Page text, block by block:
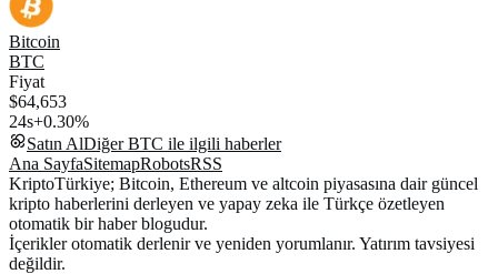
Bitcoin
BTC
Fiyat
$64,653
24s+0.30%
Satın AlDiğerBTC ile ilgili haberler
Ana SayfaSitemapRobotsRSS
KriptoTürkiye; Bitcoin, Ethereum ve altcoin piyasasına dair güncel
kripto haberlerini derleyen ve yapay zeka ile Türkçe özetleyen
otomatik bir haber blogudur.
İçerikler otomatik derlenir ve yeniden yorumlanır. Yatırım tavsiyesi
değildir.